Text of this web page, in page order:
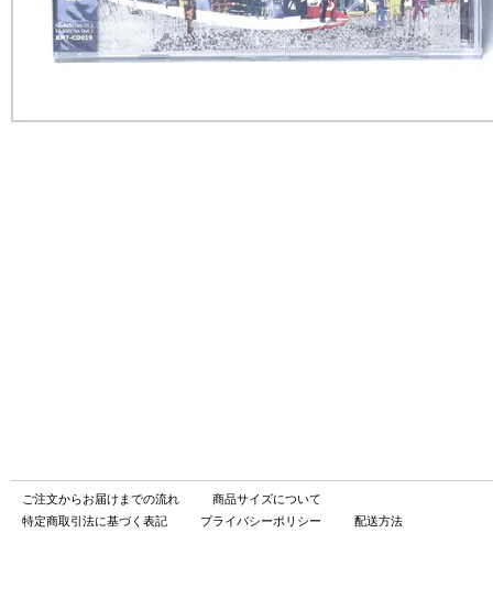
ご注文からお届けまでの流れ
商品サイズについて
特定商取引法に基づく表記
プライバシーポリシー 配送方法